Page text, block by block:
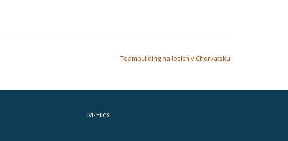
Teambuilding na lodích v Chorvatsku
M-Files